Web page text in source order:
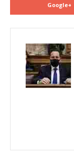
Google+